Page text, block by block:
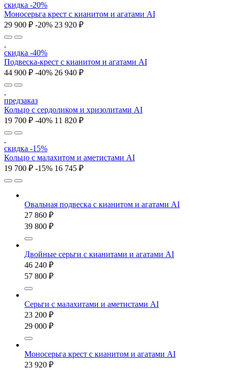
скидка -20%
Моносерьга крест с кианитом и агатами AI
29 900 ₽ -20% 23 920 ₽
скидка -40%
Подвеска-крест с кианитом и агатами AI
44 900 ₽ -40% 26 940 ₽
предзаказ
Кольцо с сердоликом и хризолитами AI
19 700 ₽ -40% 11 820 ₽
скидка -15%
Кольцо с малахитом и аметистами AI
19 700 ₽ -15% 16 745 ₽
Овальная подвеска с кианитом и агатами AI
27 860 ₽
39 800 ₽
Двойные серьги с кианитами и агатами AI
46 240 ₽
57 800 ₽
Серьги c малахитами и аметистами AI
23 200 ₽
29 000 ₽
Моносерьга крест с кианитом и агатами AI
23 920 ₽